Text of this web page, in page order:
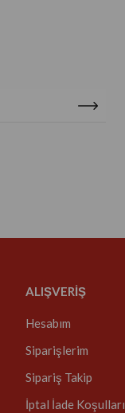
ALIŞVERİŞ
Hesabım
Siparişlerim
Sipariş Takip
İptal İade Koşulları